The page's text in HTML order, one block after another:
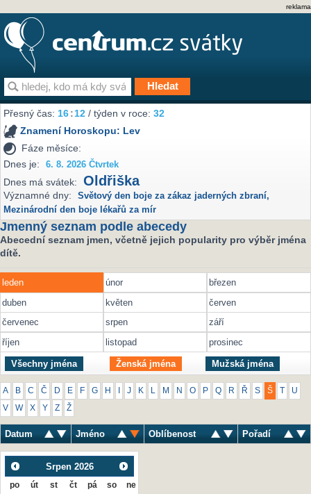
reklama
Přesný čas:16 12 / týden v roce:32
Znamení Horoskopu: Lev
Fáze měsíce:
Dnes je:
6. 8. 2026 Čtvrtek
Dnes má svátek: Oldřiška
Významné dny: Světový den boje za zákaz jaderných zbraní,
Mezinárodní den boje lékařů za mír
Jmenný seznam podle abecedy
Abecední seznam jmen, včetně jejich popularity pro výběr jména
dítě.
leden únor
březen
duben
květen
červen
červenec
srpen
září
říjen
listopad prosinec
Všechny jména Ženská jména Mužská jména
A B C Č D E F G H J K M N O P Q R Ř S Š U
V W X Y Z Ž
Datum Jméno Oblíbenost Pořadí
Srpen 2026
po út st čt pá so ne